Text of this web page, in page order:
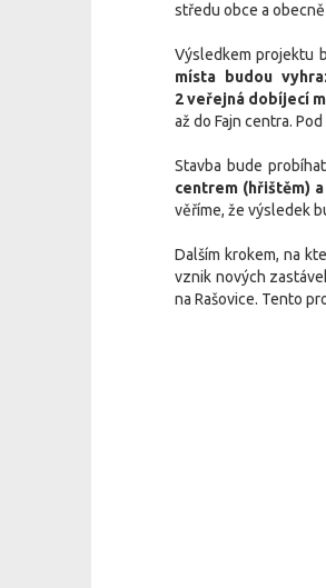
středu obce a
Výsledkem projektu
místa budou
2 veřejná dobíjecí
až do Fajn centra.
Stavba bude
centrem (hřištěm)
věříme, že výsledek
Dalším krokem, na
vznik nových
na Rašovice. Tento